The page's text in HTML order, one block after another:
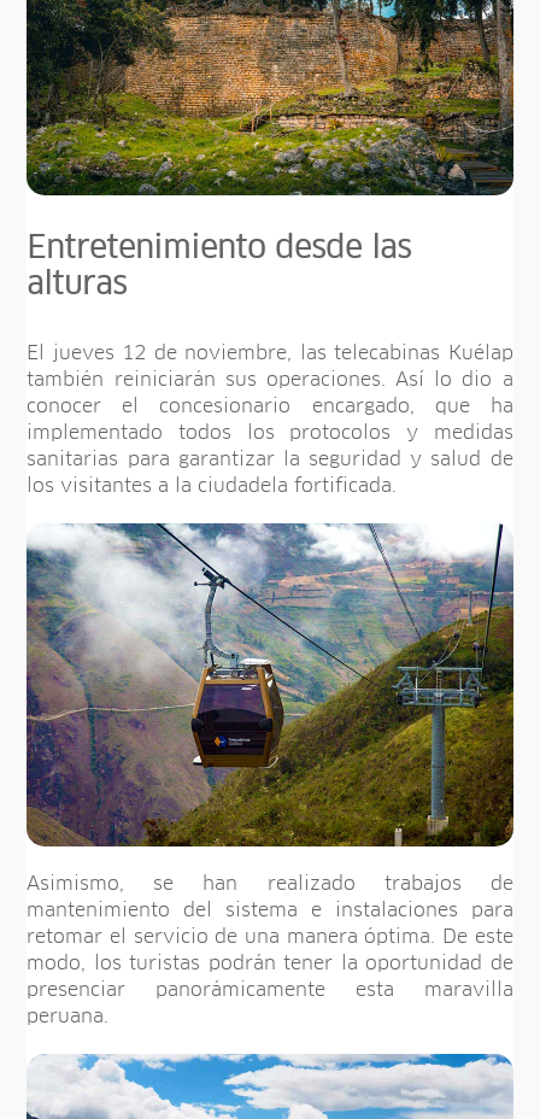
Entretenimiento desde las
alturas
El jueves 12 de noviembre, las telecabinas Kuélap
también reiniciarán sus operaciones. Así lo dio a
conocer el concesionario encargado, que ha
implementado todos los protocolos y medidas
sanitarias para garantizar la seguridad y salud de
los visitantes a la ciudadela fortificada.
Asimismo, se han realizado trabajos de
mantenimiento del sistema e instalaciones para
retomar el servicio de una manera óptima. De este
modo, los turistas podrán tener la oportunidad de
presenciar panorámicamente esta maravilla
peruana.